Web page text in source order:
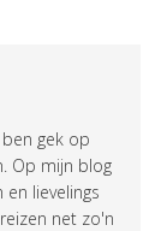
gek op
Op mijn blog
lievelings
net zo'n